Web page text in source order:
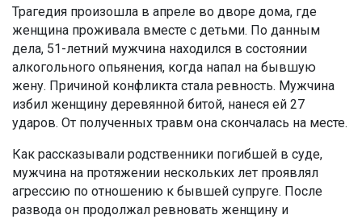
Трагедия произошла в апреле во дворе дома, где
женщина проживала вместе с детьми. По данным
дела, 51-летний мужчина находился в состоянии
алкогольного опьянения, когда напал на бывшую
жену. Причиной конфликта стала ревность. Мужчина
избил женщину деревянной битой, нанеся ей 27
ударов. От полученных травм она скончалась на месте.
Как рассказывали родственники погибшей в суде,
мужчина на протяжении нескольких лет проявлял
агрессию по отношению к бывшей супруге. После
развода он продолжал ревновать женщину и